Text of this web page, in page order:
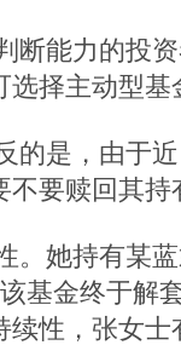
能力的投资
选择主动型基
是，由于近
要赎回其持
她持有某蓝
基金终于解
性，张女